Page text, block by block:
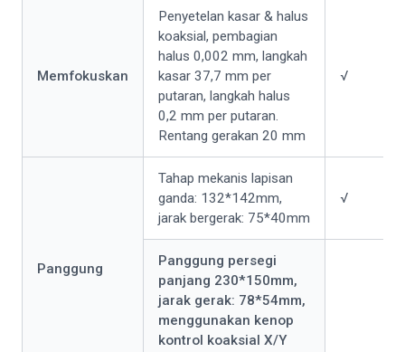
Memfokuskan
Penyetelan kasar & halus
koaksial, pembagian
halus 0,002 mm, langkah
kasar 37,7 mm per
putaran, langkah halus
0,2 mm per putaran.
Rentang gerakan 20 mm
√
Panggung
Tahap mekanis lapisan
ganda: 132*142mm,
jarak bergerak: 75*40mm
√
Panggung persegi
panjang 230*150mm,
jarak gerak: 78*54mm,
menggunakan kenop
kontrol koaksial X/Y